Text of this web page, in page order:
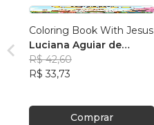
Coloring Book With Jesus
Luciana Aguiar de
Souza Bonomo
R$ 42,60
R$ 33,73
Comprar